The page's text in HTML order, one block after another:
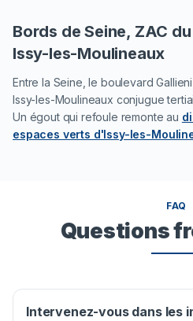
Bords de Seine, ZAC
Issy-les-Moulineaux
Entre la Seine, le boulevard
Issy-les-Moulineaux conjugue
Un égout qui refoule remonte au
espaces verts d'Issy-les-
FAQ
Questions
Intervenez-vous dans les